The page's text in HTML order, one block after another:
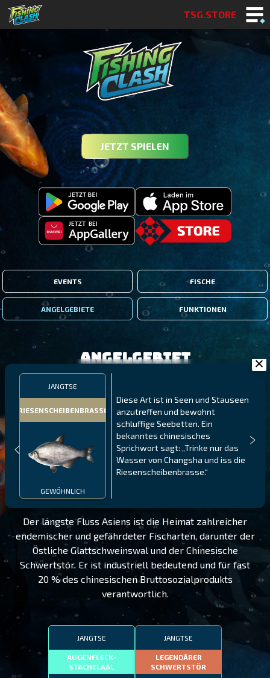
TSG.STORE
JETZT SPIELEN
EVENTS FISCHE
ANGELGEBIETE FUNKTIONEN
JANGTSE
RIESENSCHEIBENBRASSE
GEWÖHNLICH
Diese Art ist in Seen und Stauseen
anzutreffen und bewohnt
schluffige Seebetten. Ein
bekanntes chinesisches
Sprichwort sagt: „Trinke nur das
Wasser von Changsha und iss die
Riesenscheibenbrasse.“
Angelgebiet
STUFE 140
Der längste Fluss Asiens ist die Heimat zahlreicher
endemischer und gefährdeter Fischarten, darunter der
Östliche Glattschweinswal und der Chinesische
Schwertstör. Er ist industriell bedeutend und für fast
20 % des chinesischen Bruttosozialprodukts
verantwortlich.
JANGTSE
AUGENFLECK-
STACHELAAL
JANGTSE
LEGENDÄRER
SCHWERTSTÖR